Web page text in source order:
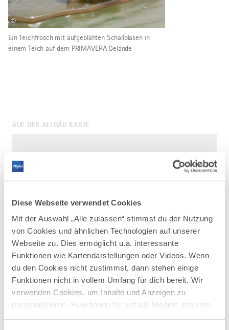
Diese Webseite verwendet Cookies
Mit der Auswahl „Alle zulassen“ stimmst du der Nutzung
von Cookies und ähnlichen Technologien auf unserer
Webseite zu. Dies ermöglicht u.a. interessante
Funktionen wie Kartendarstellungen oder Videos. Wenn
du den Cookies nicht zustimmst, dann stehen einige
Funktionen nicht in vollem Umfang für dich bereit. Wir
verwenden Cookies, um Inhalte und Anzeigen zu
personalisieren, Funktionen für soziale Medien anbieten
©
Ein Teichfrosch mit aufgeblähten Schallblasen in
einem Teich auf dem PRIMAVERA Gelände
AUF DER ALLGÄU KARTE